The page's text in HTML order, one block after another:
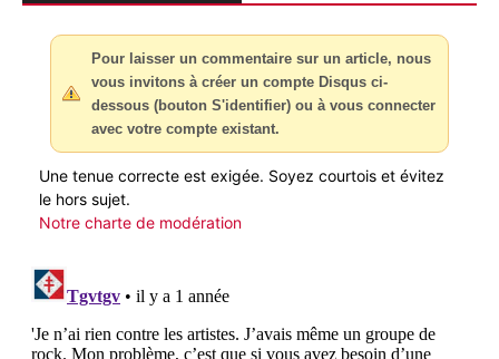
Pour laisser un commentaire sur un article, nous
vous invitons à créer un compte Disqus ci-
dessous (bouton S'identifier) ou à vous connecter
avec votre compte existant.
Une tenue correcte est exigée. Soyez courtois et évitez
le hors sujet.
Notre charte de modération